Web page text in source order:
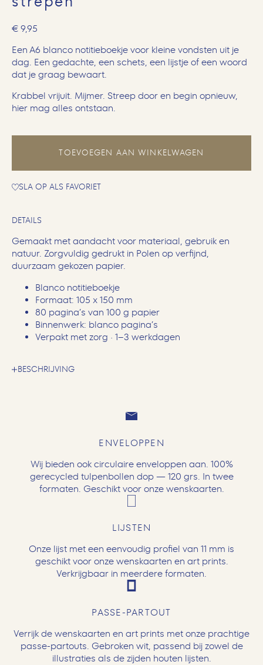
€ 9,95
Een A6 blanco notitieboekje voor kleine vondsten uit je
dag. Een gedachte, een schets, een lijstje of een woord
dat je graag bewaart.
Krabbel vrijuit. Mijmer. Streep door en begin opnieuw,
hier mag alles ontstaan.
TOEVOEGEN AAN WINKELWAGEN
SLA OP ALS FAVORIET
DETAILS
Gemaakt met aandacht voor materiaal, gebruik en
natuur. Zorgvuldig gedrukt in Polen op verfijnd,
duurzaam gekozen papier.
Blanco notitieboekje
Formaat: 105 x 150 mm
80 pagina’s van 100 g papier
Binnenwerk: blanco pagina’s
Verpakt met zorg · 1–3 werkdagen
BESCHRIJVING
ENVELOPPEN
Wij bieden ook circulaire enveloppen aan. 100%
gerecycled tulpenbollen dop — 120 grs. In twee
formaten. Geschikt voor onze wenskaarten.
LIJSTEN
Onze lijst met een eenvoudig profiel van 11 mm is
geschikt voor onze wenskaarten en art prints.
Verkrijgbaar in meerdere formaten.
PASSE-PARTOUT
Verrijk de wenskaarten en art prints met onze prachtige
passe-partouts. Gebroken wit, passend bij zowel de
illustraties als de zijden houten lijsten.